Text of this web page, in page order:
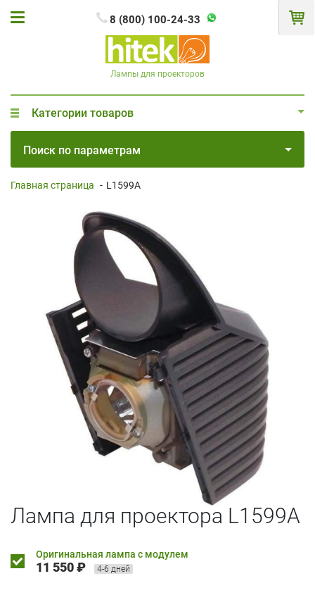
8 (800) 100-24-33
Лампы для проекторов
Категории товаров
Поиск по параметрам
Главная страница - L1599A
Лампа для проектора L1599A
Оригинальная лампа с модулем
11 550 ₽ 4-6 дней